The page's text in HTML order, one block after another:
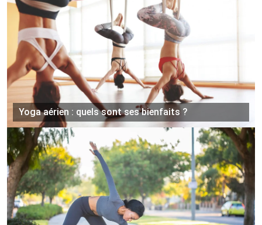
Yoga aérien : quels sont ses bienfaits ?